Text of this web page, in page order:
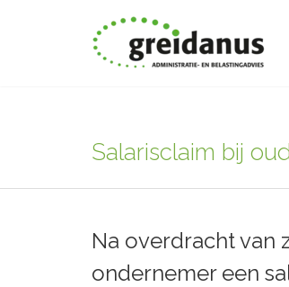
Salarisclaim bij
Na overdracht van
ondernemer een